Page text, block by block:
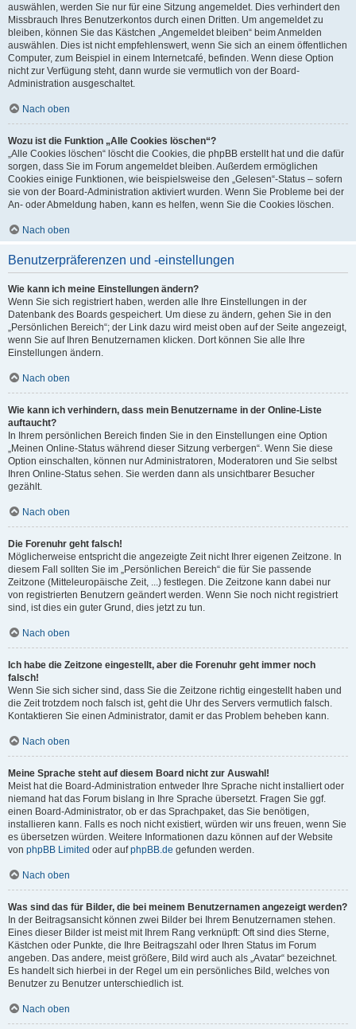
auswählen, werden Sie nur für eine Sitzung angemeldet. Dies verhindert den
Missbrauch Ihres Benutzerkontos durch einen Dritten. Um angemeldet zu
bleiben, können Sie das Kästchen „Angemeldet bleiben“ beim Anmelden
auswählen. Dies ist nicht empfehlenswert, wenn Sie sich an einem öffentlichen
Computer, zum Beispiel in einem Internetcafé, befinden. Wenn diese Option
nicht zur Verfügung steht, dann wurde sie vermutlich von der Board-
Administration ausgeschaltet.
Nach oben
Wozu ist die Funktion „Alle Cookies löschen“?
„Alle Cookies löschen“ löscht die Cookies, die phpBB erstellt hat und die dafür
sorgen, dass Sie im Forum angemeldet bleiben. Außerdem ermöglichen
Cookies einige Funktionen, wie beispielsweise den „Gelesen“-Status – sofern
sie von der Board-Administration aktiviert wurden. Wenn Sie Probleme bei der
An- oder Abmeldung haben, kann es helfen, wenn Sie die Cookies löschen.
Nach oben
Benutzerpräferenzen und -einstellungen
Wie kann ich meine Einstellungen ändern?
Wenn Sie sich registriert haben, werden alle Ihre Einstellungen in der
Datenbank des Boards gespeichert. Um diese zu ändern, gehen Sie in den
„Persönlichen Bereich“; der Link dazu wird meist oben auf der Seite angezeigt,
wenn Sie auf Ihren Benutzernamen klicken. Dort können Sie alle Ihre
Einstellungen ändern.
Nach oben
Wie kann ich verhindern, dass mein Benutzername in der Online-Liste
auftaucht?
In Ihrem persönlichen Bereich finden Sie in den Einstellungen eine Option
„Meinen Online-Status während dieser Sitzung verbergen“. Wenn Sie diese
Option einschalten, können nur Administratoren, Moderatoren und Sie selbst
Ihren Online-Status sehen. Sie werden dann als unsichtbarer Besucher
gezählt.
Nach oben
Die Forenuhr geht falsch!
Möglicherweise entspricht die angezeigte Zeit nicht Ihrer eigenen Zeitzone. In
diesem Fall sollten Sie im „Persönlichen Bereich“ die für Sie passende
Zeitzone (Mitteleuropäische Zeit, ...) festlegen. Die Zeitzone kann dabei nur
von registrierten Benutzern geändert werden. Wenn Sie noch nicht registriert
sind, ist dies ein guter Grund, dies jetzt zu tun.
Nach oben
Ich habe die Zeitzone eingestellt, aber die Forenuhr geht immer noch
falsch!
Wenn Sie sich sicher sind, dass Sie die Zeitzone richtig eingestellt haben und
die Zeit trotzdem noch falsch ist, geht die Uhr des Servers vermutlich falsch.
Kontaktieren Sie einen Administrator, damit er das Problem beheben kann.
Nach oben
Meine Sprache steht auf diesem Board nicht zur Auswahl!
Meist hat die Board-Administration entweder Ihre Sprache nicht installiert oder
niemand hat das Forum bislang in Ihre Sprache übersetzt. Fragen Sie ggf.
einen Board-Administrator, ob er das Sprachpaket, das Sie benötigen,
installieren kann. Falls es noch nicht existiert, würden wir uns freuen, wenn Sie
es übersetzen würden. Weitere Informationen dazu können auf der Website
von phpBB Limited oder aufphpBB.de gefunden werden.
Nach oben
Was sind das für Bilder, die bei meinem Benutzernamen angezeigt werden?
In der Beitragsansicht können zwei Bilder bei Ihrem Benutzernamen stehen.
Eines dieser Bilder ist meist mit Ihrem Rang verknüpft: Oft sind dies Sterne,
Kästchen oder Punkte, die Ihre Beitragszahl oder Ihren Status im Forum
angeben. Das andere, meist größere, Bild wird auch als „Avatar“ bezeichnet.
Es handelt sich hierbei in der Regel um ein persönliches Bild, welches von
Benutzer zu Benutzer unterschiedlich ist.
Nach oben